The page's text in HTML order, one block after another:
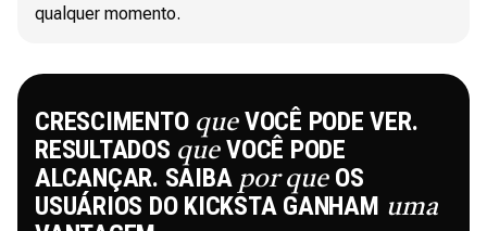
qualquer momento.
CRESCIMENTO queVOCÊ PODE VER.
RESULTADOS queVOCÊ PODE
ALCANÇAR. SAIBA por queOS
USUÁRIOS DO KICKSTA GANHAM uma